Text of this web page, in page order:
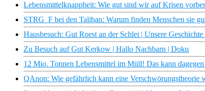
Lebensmittelknappheit: Wie gut sind wir auf Krisen
STRG_F bei den Taliban: Warum finden Menschen sie
Hausbesuch: Gut Roest an der Schlei | Unsere
Zu Besuch auf Gut Kerkow | Hallo Nachbarn | Doku
12 Mio. Tonnen Lebensmittel im Müll! Das kann
QAnon: Wie gefährlich kann eine Verschwörungstheorie